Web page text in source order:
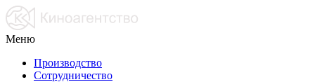
Меню
Производство
Сотрудничество